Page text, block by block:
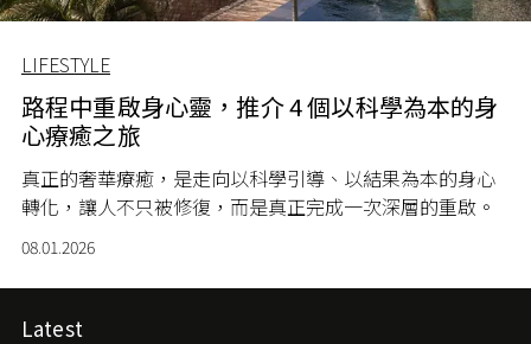
LIFESTYLE
路程中重啟身心靈，推介 4 個以科學為本的身
心療癒之旅
真正的奢華療癒，是走向以科學引導、以結果為本的身心
轉化，讓人不只被修復，而是真正完成一次深層的重啟。
08.01.2026
Latest